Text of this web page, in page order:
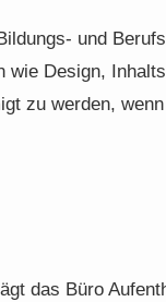
und
Design,
zu werden,
das Büro